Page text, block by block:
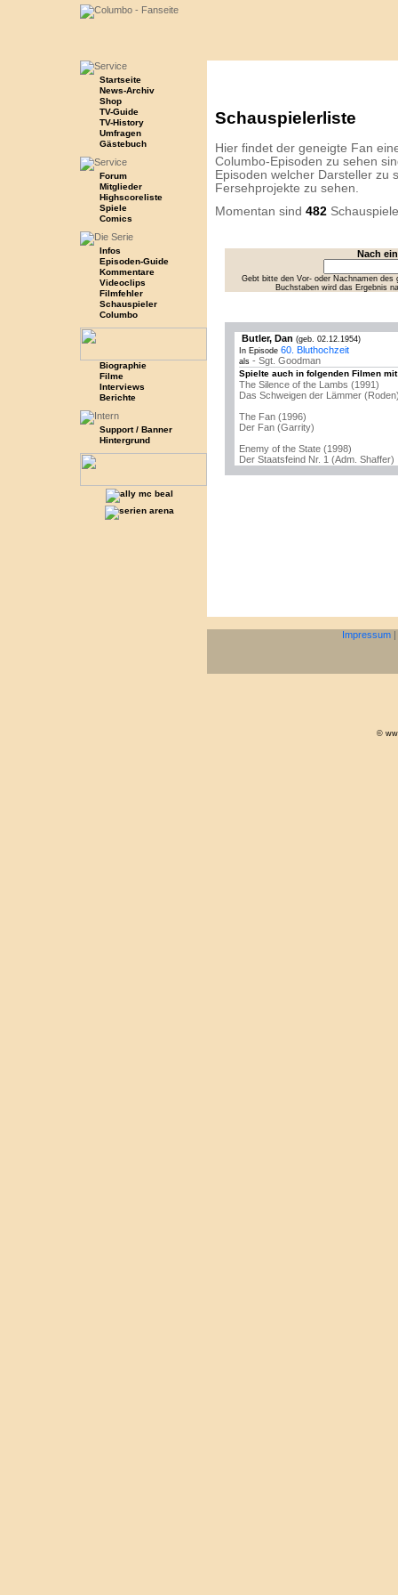
Startseite
News-Archiv
Shop
TV-Guide
TV-History
Umfragen
Gästebuch
Forum
Mitglieder
Highscoreliste
Spiele
Comics
Infos
Episoden-Guide
Kommentare
Videoclips
Filmfehler
Schauspieler
Columbo
Biographie
Filme
Interviews
Berichte
Support / Banner
Hintergrund
Schauspielerliste
Hier findet der geneigte Fan
Columbo-Episoden zu sehen
Episoden welcher Darsteller zu
Fersehprojekte zu sehen.
Momentan sind 482
Nach
Gebt bitte den Vor- oder Nachnamen
Buchstaben wird das Ergebnis
Butler, Dan (geb. 02.12.1954)
In Episode 60. Bluthochzeit
als - Sgt. Goodman
Spielte auch in folgenden Filmen
The Silence of the Lambs (1991)
Das Schweigen der Lämmer
The Fan (1996)
Der Fan (Garrity)
Enemy of the State (1998)
Der Staatsfeind Nr. 1 (Adm. Shaffer)
Impressum |
©